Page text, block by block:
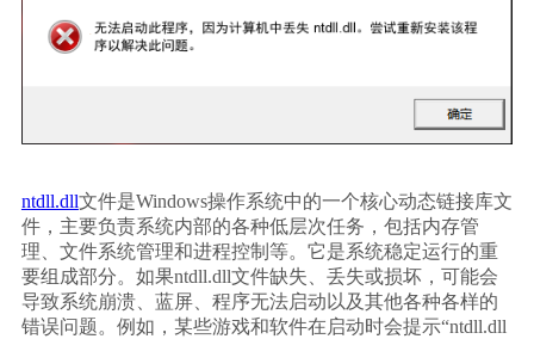
ntdll.dll文件是Windows操作系统中的一个核心动态链接库文
件，主要负责系统内部的各种低层次任务，包括内存管
理、文件系统管理和进程控制等。它是系统稳定运行的重
要组成部分。如果ntdll.dll文件缺失、丢失或损坏，可能会
导致系统崩溃、蓝屏、程序无法启动以及其他各种各样的
错误问题。例如，某些游戏和软件在启动时会提示“ntdll.dll